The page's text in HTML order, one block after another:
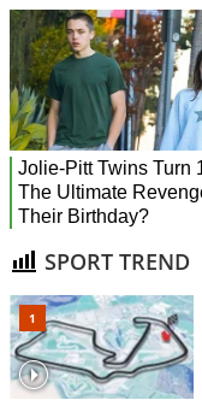
SPORT TREND